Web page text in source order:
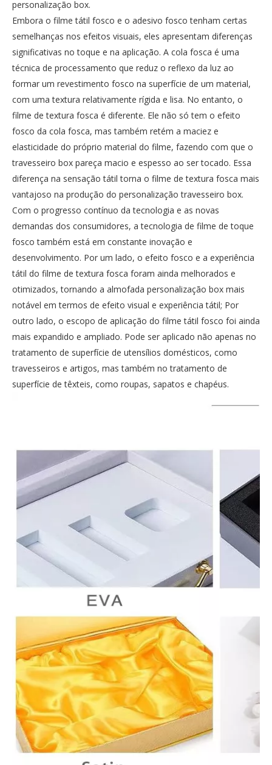
personalização box.
Embora o filme tátil fosco e o adesivo fosco tenham certas
semelhanças nos efeitos visuais, eles apresentam diferenças
significativas no toque e na aplicação. A cola fosca é uma
técnica de processamento que reduz o reflexo da luz ao
formar um revestimento fosco na superfície de um material,
com uma textura relativamente rígida e lisa. No entanto, o
filme de textura fosca é diferente. Ele não só tem o efeito
fosco da cola fosca, mas também retém a maciez e
elasticidade do próprio material do filme, fazendo com que o
travesseiro box pareça macio e espesso ao ser tocado. Essa
diferença na sensação tátil torna o filme de textura fosca mais
vantajoso na produção do personalização travesseiro box.
Com o progresso contínuo da tecnologia e as novas
demandas dos consumidores, a tecnologia de filme de toque
fosco também está em constante inovação e
desenvolvimento. Por um lado, o efeito fosco e a experiência
tátil do filme de textura fosca foram ainda melhorados e
otimizados, tornando a almofada personalização box mais
notável em termos de efeito visual e experiência tátil; Por
outro lado, o escopo de aplicação do filme tátil fosco foi ainda
mais expandido e ampliado. Pode ser aplicado não apenas no
tratamento de superfície de utensílios domésticos, como
travesseiros e artigos, mas também no tratamento de
superfície de têxteis, como roupas, sapatos e chapéus.